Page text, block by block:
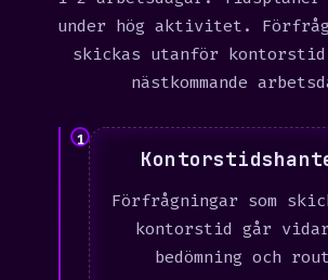
under hög aktivitet.
skickas utanför kontorstid
nästkommande
1
Förfrågningar som
kontorstid går
bedömning och